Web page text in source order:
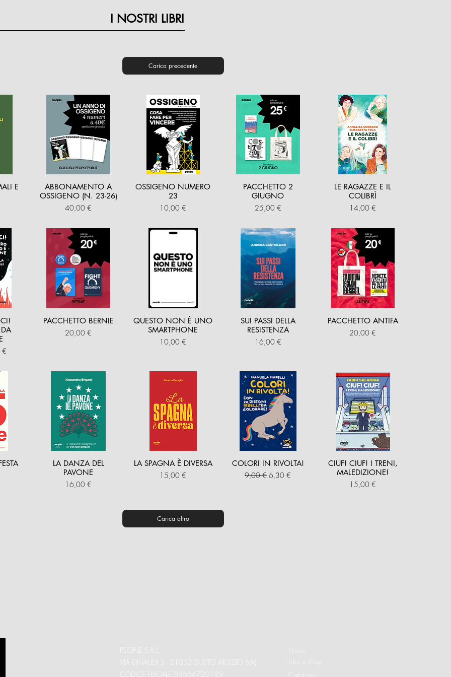
mondo nel 1995, è ambasciatrice Fifa del
I NOSTRI LIBRI
Carica precedente
E
ABBONAMENTO A
OSSIGENO (N. 23-26)
Prezzo
40,00 €
OSSIGENO NUMERO
23
Prezzo
10,00 €
PACCHETTO 2
GIUGNO
Prezzo
25,00 €
LE RAGAZZE E IL
COLIBRÌ
Prezzo
14,00 €
scontato
€
PACCHETTO BERNIE
Prezzo
20,00 €
QUESTO NON È UNO
SMARTPHONE
Prezzo
10,00 €
SUI PASSI DELLA
RESISTENZA
Prezzo
16,00 €
PACCHETTO ANTIFA
Prezzo
20,00 €
LA DANZA DEL
PAVONE
Prezzo
16,00 €
LA SPAGNA È DIVERSA
Prezzo
15,00 €
COLORI IN RIVOLTA!
Prezzo regolare
9,00 €Prezzo scontato
6,30 €
CIUF! CIUF! I TRENI,
MALEDIZIONE!
Prezzo
15,00 €
Carica altro
PEOPLE S.R.L.
VIA EINAUDI 3 - 21052 BUSTO ARSIZIO (VA)
CODICE FISCALE 03664720129
Catalogo